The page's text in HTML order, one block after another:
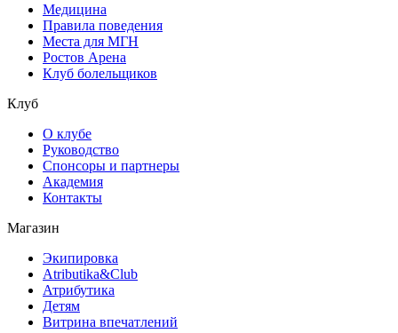
Медицина
Правила поведения
Места для МГН
Ростов Арена
Клуб болельщиков
Клуб
О клубе
Руководство
Спонсоры и партнеры
Академия
Контакты
Магазин
Экипировка
Atributika&Club
Атрибутика
Детям
Витрина впечатлений